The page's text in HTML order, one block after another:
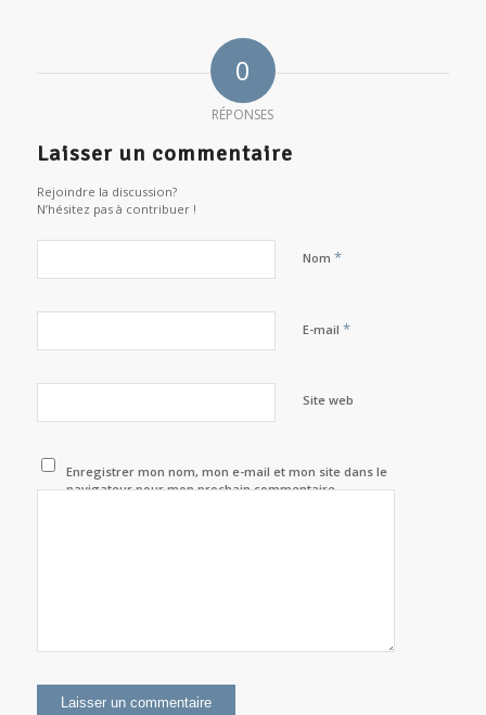
0
RÉPONSES
Laisser un commentaire
Rejoindre la discussion?
N’hésitez pas à contribuer !
Nom *
E-mail *
Site web
Enregistrer mon nom, mon e-mail et mon site dans le
navigateur pour mon prochain commentaire.